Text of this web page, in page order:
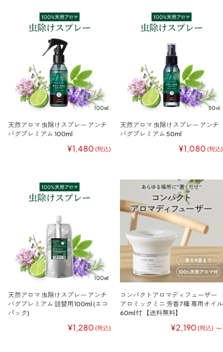
天然アロマ 虫除けスプレー アンチ
バグプレミアム 100ml
¥1,480 (税込)
天然アロマ 虫除けスプレー アンチ
バグプレミアム 50ml
¥1,080 (税込)
天然アロマ 虫除けスプレー アンチ
バグプレミアム 詰替用100ml (エコ
パック)
¥1,280 (税込)
コンパクトアロマディフューザー
アロミックミニ 芳香7種 専用オイル
60ml付 【送料無料】
¥2,190 (税込) ～